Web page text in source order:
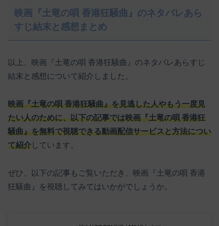
映画『土竜の唄 香港狂騒曲』のネタバレあら
すじ結末と感想まとめ
以上、映画『土竜の唄 香港狂騒曲』のネタバレあらすじ
結末と感想について紹介しました。
映画『土竜の唄 香港狂騒曲』を見逃した人やもう一度見
たい人のために、以下の記事では映画『土竜の唄 香港狂
騒曲』を無料で視聴できる動画配信サービスと方法につい
て紹介 しています。
ぜひ、以下の記事もご覧いただき、映画『土竜の唄 香港
狂騒曲』を視聴してみてはいかがでしょうか。